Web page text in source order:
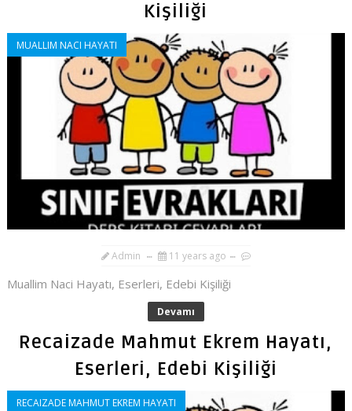
Kişiliği
MUALLIM NACI HAYATI
Admin 11 years ago
Muallim Naci Hayatı, Eserleri, Edebi Kişiliği
Devamı
Recaizade Mahmut Ekrem Hayatı,
Eserleri, Edebi Kişiliği
RECAIZADE MAHMUT EKREM HAYATI